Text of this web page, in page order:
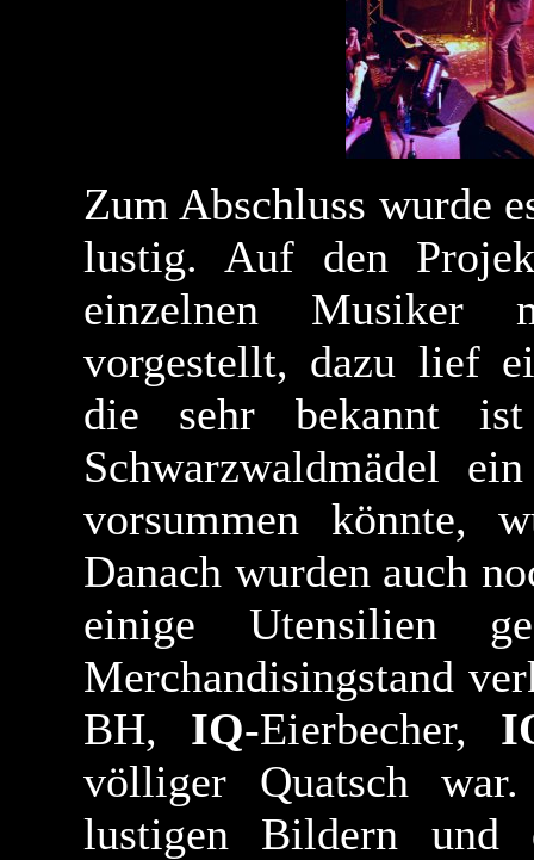
Zum Abschluss wurde
lustig. Auf den
einzelnen Musiker
vorgestellt, dazu lief
die sehr bekannt
Schwarzwaldmädel
vorsummen könnte,
Danach wurden auch
einige Utensilien
Merchandisingstand
BH, IQ-Eierbecher,
völliger Quatsch
lustigen Bildern